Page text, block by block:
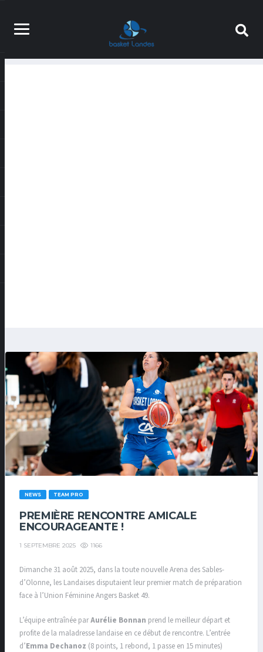
NEWS TEAM PRO
PREMIÈRE RENCONTRE AMICALE
ENCOURAGEANTE !
1 SEPTEMBRE 2025 1166
Dimanche 31 août 2025, dans la toute nouvelle Arena des Sables-
d’Olonne, les Landaises disputaient leur premier match de préparation
face à l’Union Féminine Angers Basket 49.
L’équipe entraînée parAurélie Bonnan prend le meilleur départ et
profite de la maladresse landaise en ce début de rencontre. L’entrée
d’Emma Dechanoz (8 points, 1 rebond, 1 passe en 15 minutes)